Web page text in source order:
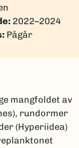
2022–2024
Pågår
mangfoldet av
rundormer
(Hyperiidea)